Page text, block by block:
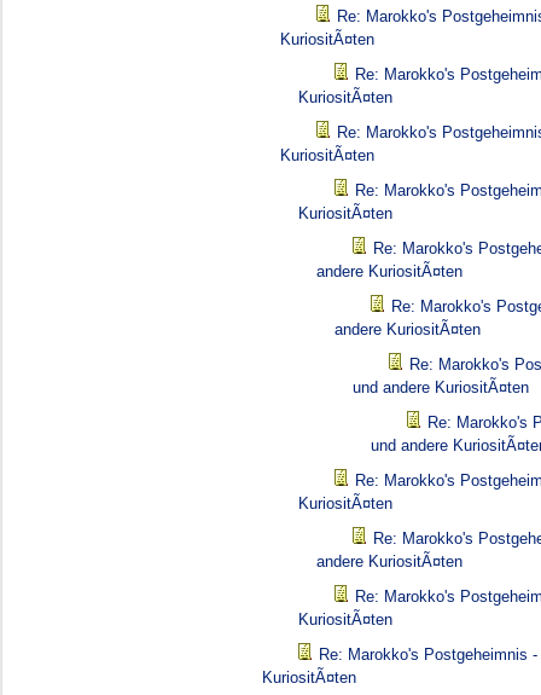
Re: Marokko's
KuriositÃ¤ten
Re: Marokko's
KuriositÃ¤ten
Re: Marokko's
KuriositÃ¤ten
Re: Marokko's
KuriositÃ¤ten
Re: Marokko's
andere KuriositÃ¤ten
Re: Marokko's
andere KuriositÃ¤ten
Re: Marokko's
und andere KuriositÃ¤ten
Re: Marokko's
und andere
Re: Marokko's
KuriositÃ¤ten
Re: Marokko's
andere KuriositÃ¤ten
Re: Marokko's
KuriositÃ¤ten
Re: Marokko's Postgeheimnis -
KuriositÃ¤ten